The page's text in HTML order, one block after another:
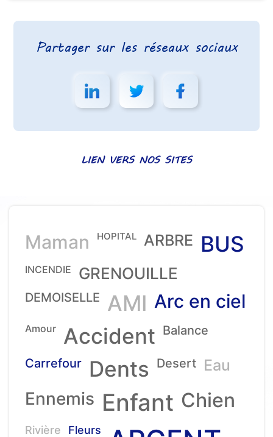
Partager sur les réseaux sociaux
LIEN VERS NOS SITES
Maman HOPITAL ARBRE BUS
INCENDIE GRENOUILLE
DEMOISELLE AMI Arc en ciel
Amour Accident Balance
Carrefour Dents Desert Eau
Ennemis Enfant Chien
Rivière Fleurs